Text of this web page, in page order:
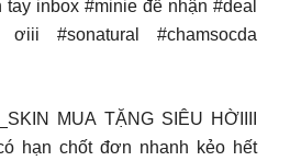
inbox #minie để nhận #deal
#sonatural #chamsocda
MUA TẶNG SIÊU HỜIIII
hạn chốt đơn nhanh kẻo hết